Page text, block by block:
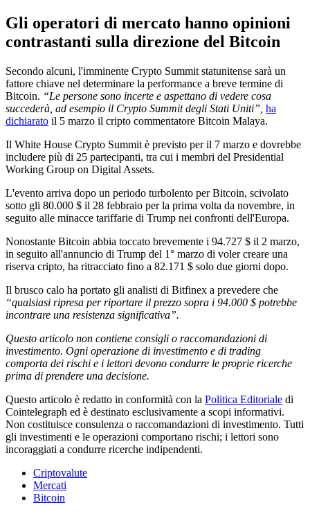
Gli operatori di mercato hanno opinioni
contrastanti sulla direzione del Bitcoin
Secondo alcuni, l'imminente Crypto Summit statunitense sarà un
fattore chiave nel determinare la performance a breve termine di
Bitcoin. “Le persone sono incerte e aspettano di vedere cosa
succederà, ad esempio il Crypto Summit degli Stati Uniti”, ha
dichiarato il 5 marzo il cripto commentatore Bitcoin Malaya.
Il White House Crypto Summit è previsto per il 7 marzo e dovrebbe
includere più di 25 partecipanti, tra cui i membri del Presidential
Working Group on Digital Assets.
L'evento arriva dopo un periodo turbolento per Bitcoin, scivolato
sotto gli 80.000 $ il 28 febbraio per la prima volta da novembre, in
seguito alle minacce tariffarie di Trump nei confronti dell'Europa.
Nonostante Bitcoin abbia toccato brevemente i 94.727 $ il 2 marzo,
in seguito all'annuncio di Trump del 1° marzo di voler creare una
riserva cripto, ha ritracciato fino a 82.171 $ solo due giorni dopo.
Il brusco calo ha portato gli analisti di Bitfinex a prevedere che
“qualsiasi ripresa per riportare il prezzo sopra i 94.000 $ potrebbe
incontrare una resistenza significativa”.
Questo articolo non contiene consigli o raccomandazioni di
investimento. Ogni operazione di investimento e di trading
comporta dei rischi e i lettori devono condurre le proprie ricerche
prima di prendere una decisione.
Questo articolo è redatto in conformità con la Politica Editoriale di
Cointelegraph ed è destinato esclusivamente a scopi informativi.
Non costituisce consulenza o raccomandazioni di investimento. Tutti
gli investimenti e le operazioni comportano rischi; i lettori sono
incoraggiati a condurre ricerche indipendenti.
Criptovalute
Mercati
Bitcoin